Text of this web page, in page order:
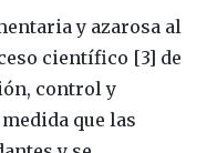
y azarosa al
científico [3] de
control y
que las